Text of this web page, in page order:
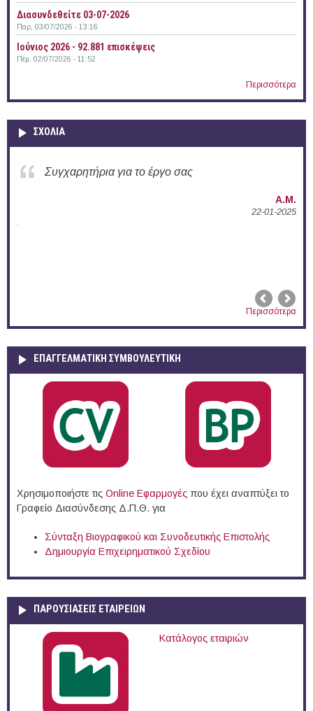
Διασυνδεθείτε 03-07-2026
Παρ, 03/07/2026 - 13:16
Ιούνιος 2026 - 92.881 επισκέψεις
Πέμ, 02/07/2026 - 11:52
Περισσότερα
ΣΧΟΛΙΑ
Συγχαρητήρια για την ενεργή δράση σας
Περισσότερα
ΕΠΑΓΓΕΛΜΑΤΙΚΉ ΣΥΜΒΟΥΛΕΥΤΙΚΉ
Χρησιμοποιήστε τις Online Eφαρμογές που έχει αναπτύξει το
Γραφείο Διασύνδεσης Δ.Π.Θ. για
Σύνταξη Βιογραφικού και Συνοδευτικής Επιστολής
Δημιουργία Επιχειρηματικού Σχεδίου
ΠΑΡΟΥΣΙΆΣΕΙΣ ΕΤΑΙΡΕΙΏΝ
Κατάλογος εταιριών